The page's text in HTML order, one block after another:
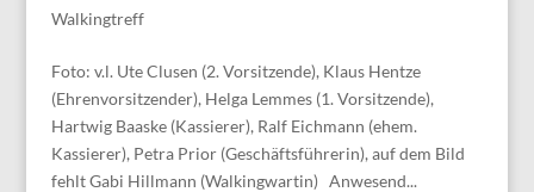
Walkingtreff
Foto: v.l. Ute Clusen (2. Vorsitzende), Klaus Hentze
(Ehrenvorsitzender), Helga Lemmes (1. Vorsitzende),
Hartwig Baaske (Kassierer), Ralf Eichmann (ehem.
Kassierer), Petra Prior (Geschäftsführerin), auf dem Bild
fehlt Gabi Hillmann (Walkingwartin) Anwesend...